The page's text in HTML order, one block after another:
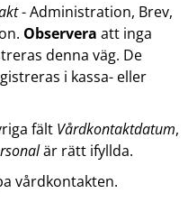
- Administration, Brev,
Observera att inga
denna väg. De
i kassa- eller
fält Vårdkontaktdatum,
är rätt ifyllda.
vårdkontakten.